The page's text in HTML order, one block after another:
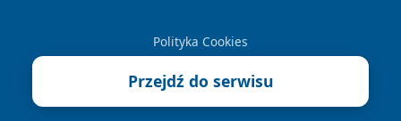
Polityka Cookies
Przejdź do serwisu